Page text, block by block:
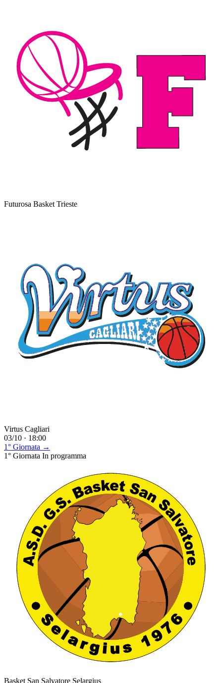
Futurosa Basket Trieste
Virtus Cagliari
03/10 · 18:00
1° Giornata →
1° Giornata In programma
Basket San Salvatore Selargius